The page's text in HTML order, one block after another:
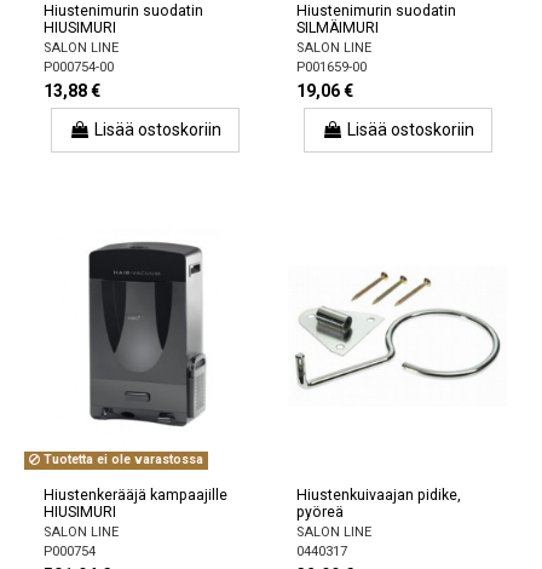
Hiustenimurin suodatin
HIUSIMURI
SALON LINE
P000754-00
13,88 €
Lisää ostoskoriin
Hiustenimurin suodatin
SILMÄIMURI
SALON LINE
P001659-00
19,06 €
Lisää ostoskoriin
Tuotetta ei ole varastossa
Hiustenkerääjä kampaajille
HIUSIMURI
SALON LINE
P000754
Hiustenkuivaajan pidike,
pyöreä
SALON LINE
0440317